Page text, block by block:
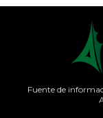
Fuente de